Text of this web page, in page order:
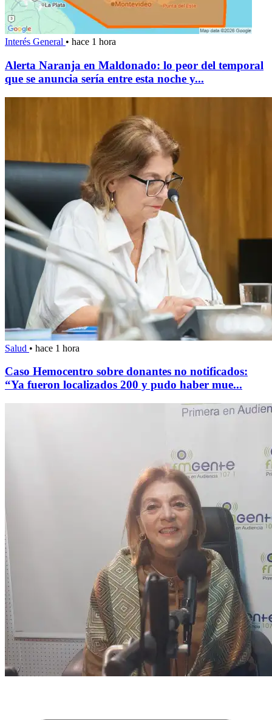
Interés General • hace 1 hora
Alerta Naranja en Maldonado: lo peor del temporal
que se anuncia sería entre esta noche y...
Salud • hace 1 hora
Caso Hemocentro sobre donantes no notificados:
“Ya fueron localizados 200 y pudo haber mue...